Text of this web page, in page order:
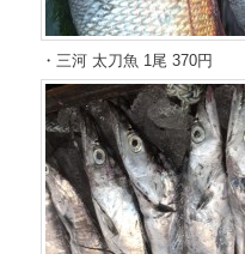
・三河 太刀魚 1尾 370円